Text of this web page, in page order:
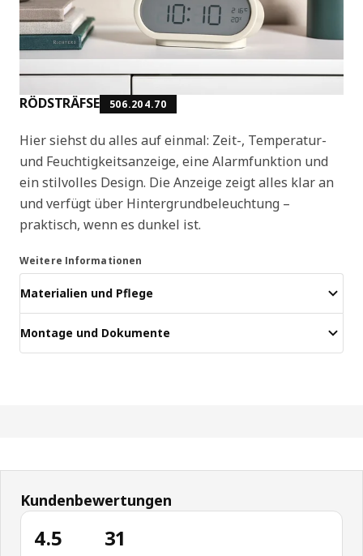
RÖDSTRÄFSE 506.204.70
Hier siehst du alles auf einmal: Zeit-, Temperatur-
und Feuchtigkeitsanzeige, eine Alarmfunktion und
ein stilvolles Design. Die Anzeige zeigt alles klar an
und verfügt über Hintergrundbeleuchtung –
praktisch, wenn es dunkel ist.
Weitere Informationen
Materialien und Pflege
Montage und Dokumente
Kundenbewertungen
4.5 31